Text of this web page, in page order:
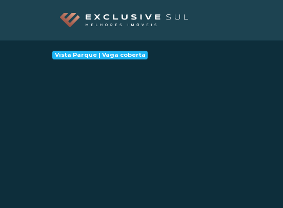
Vista Parque | Vaga coberta